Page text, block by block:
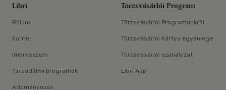
Libri
Rólunk
Karrier
Impresszum
Társadalmi programok
Adományozás
Törzsvásárlói Program
Törzsvásárlói Programunkról
Törzsvásárlói Kártya egyenlege
Törzsvásárlói szabályzat
Libri App